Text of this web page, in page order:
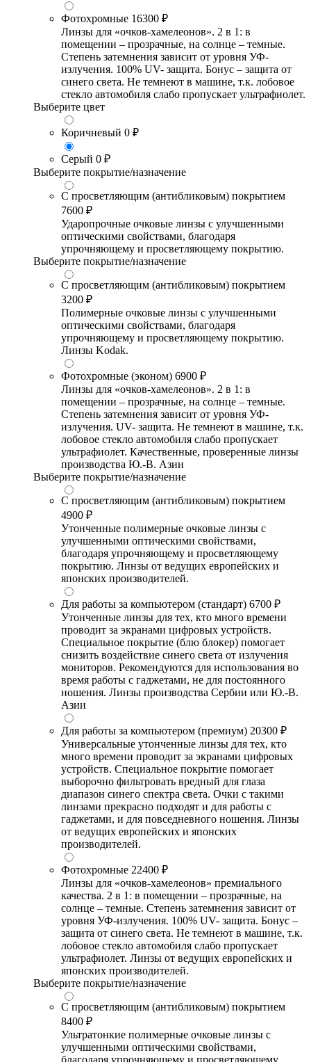
Фотохромные 16300 ₽
Линзы для «очков-хамелеонов». 2 в 1: в
помещении – прозрачные, на солнце – темные.
Степень затемнения зависит от уровня УФ-
излучения. 100% UV- защита. Бонус – защита от
синего света. Не темнеют в машине, т.к. лобовое
стекло автомобиля слабо пропускает ультрафиолет.
Выберите цвет
Коричневый 0 ₽
Серый 0 ₽
Выберите покрытие/назначение
С просветляющим (антибликовым) покрытием
7600 ₽
Ударопрочные очковые линзы с улучшенными
оптическими свойствами, благодаря
упрочняющему и просветляющему покрытию.
Выберите покрытие/назначение
С просветляющим (антибликовым) покрытием
3200 ₽
Полимерные очковые линзы с улучшенными
оптическими свойствами, благодаря
упрочняющему и просветляющему покрытию.
Линзы Kodak.
Фотохромные (эконом) 6900 ₽
Линзы для «очков-хамелеонов». 2 в 1: в
помещении – прозрачные, на солнце – темные.
Степень затемнения зависит от уровня УФ-
излучения. UV- защита. Не темнеют в машине, т.к.
лобовое стекло автомобиля слабо пропускает
ультрафиолет. Качественные, проверенные линзы
производства Ю.-В. Азии
Выберите покрытие/назначение
С просветляющим (антибликовым) покрытием
4900 ₽
Утонченные полимерные очковые линзы с
улучшенными оптическими свойствами,
благодаря упрочняющему и просветляющему
покрытию. Линзы от ведущих европейских и
японских производителей.
Для работы за компьютером (стандарт) 6700 ₽
Утонченные линзы для тех, кто много времени
проводит за экранами цифровых устройств.
Специальное покрытие (блю блокер) помогает
снизить воздействие синего света от излучения
мониторов. Рекомендуются для использования во
время работы с гаджетами, не для постоянного
ношения. Линзы производства Сербии или Ю.-В.
Азии
Для работы за компьютером (премиум) 20300 ₽
Универсальные утонченные линзы для тех, кто
много времени проводит за экранами цифровых
устройств. Специальное покрытие помогает
выборочно фильтровать вредный для глаза
диапазон синего спектра света. Очки с такими
линзами прекрасно подходят и для работы с
гаджетами, и для повседневного ношения. Линзы
от ведущих европейских и японских
производителей.
Фотохромные 22400 ₽
Линзы для «очков-хамелеонов» премиального
качества. 2 в 1: в помещении – прозрачные, на
солнце – темные. Степень затемнения зависит от
уровня УФ-излучения. 100% UV- защита. Бонус –
защита от синего света. Не темнеют в машине, т.к.
лобовое стекло автомобиля слабо пропускает
ультрафиолет. Линзы от ведущих европейских и
японских производителей.
Выберите покрытие/назначение
С просветляющим (антибликовым) покрытием
8400 ₽
Ультратонкие полимерные очковые линзы с
улучшенными оптическими свойствами,